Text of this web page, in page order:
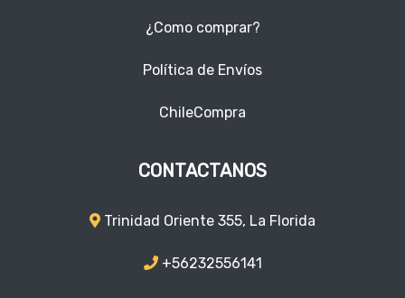
¿Como comprar?
Política de Envíos
ChileCompra
CONTACTANOS
Trinidad Oriente 355, La Florida
+56232556141